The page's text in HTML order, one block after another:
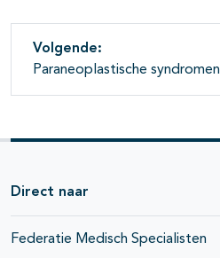
Volgende:
Paraneoplastische syndromen
Direct naar
Federatie Medisch Specialisten